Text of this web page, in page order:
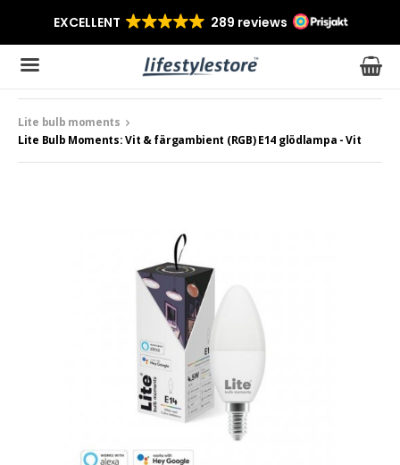
Produkten har blivit tillagd i varukorgen
Lite bulb moments
Lite Bulb Moments: Vit & färgambient (RGB) E14 glödlampa - Vit